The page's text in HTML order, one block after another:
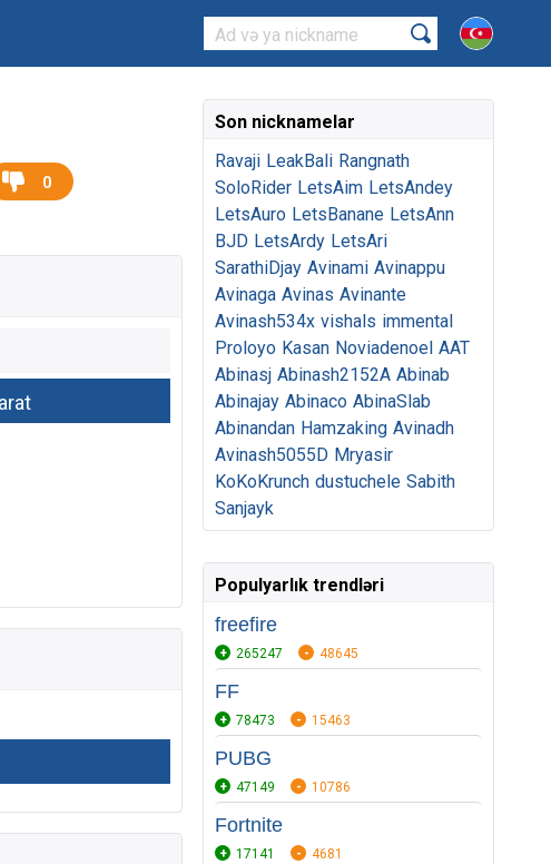
0
Son nicknamelar
Ravaji LeakBali Rangnath
SoloRider LetsAim LetsAndey
LetsAuro LetsBanane LetsAnn
BJD LetsArdy LetsAri
SarathiDjay Avinami Avinappu
Avinaga Avinas Avinante
Avinash534x vishals immental
Proloyo Kasan Noviadenoel AAT
Abinasj Abinash2152A Abinab
Abinajay Abinaco AbinaSlab
Abinandan Hamzaking Avinadh
Avinash5055D Mryasir
KoKoKrunch dustuchele Sabith
Sanjayk
Populyarlık trendləri
freefire
265247 48645
FF
78473 15463
PUBG
47149 10786
Fortnite
17141 4681